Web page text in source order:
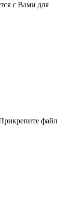
с Вами для
файл